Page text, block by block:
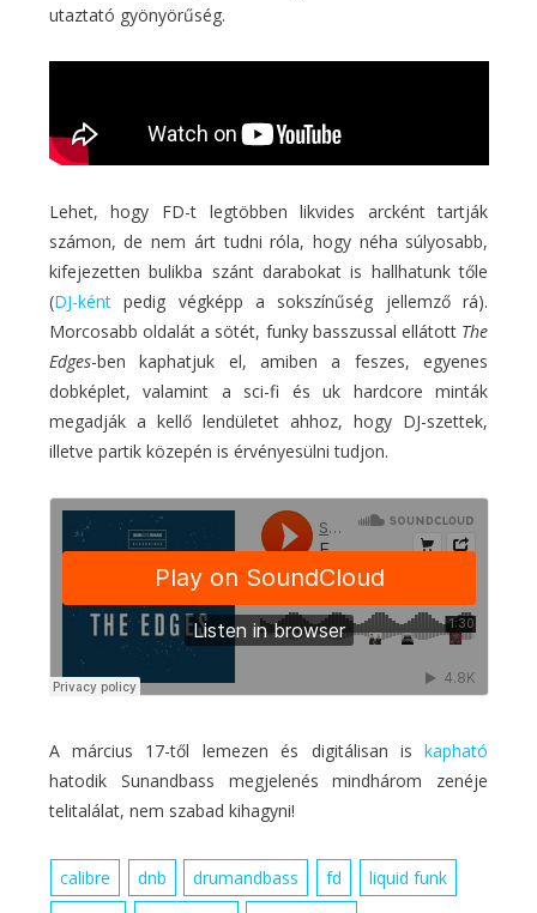
utaztató gyönyörűség.
Lehet, hogy FD-t legtöbben likvides arcként tartják
számon, de nem árt tudni róla, hogy néha súlyosabb,
kifejezetten bulikba szánt darabokat is hallhatunk tőle
(DJ-kéntpedig végképp a sokszínűség jellemző rá).
Morcosabb oldalát a sötét, funky basszussal ellátott The
Edges-ben kaphatjuk el, amiben a feszes, egyenes
dobképlet, valamint a sci-fi és uk hardcore minták
megadják a kellő lendületet ahhoz, hogy DJ-szettek,
illetve partik közepén is érvényesülni tudjon.
A március 17-től lemezen és digitálisan iskapható
hatodik Sunandbass megjelenés mindhárom zenéje
telitalálat, nem szabad kihagyni!
calibre dnb drumandbass fd
liquid funk